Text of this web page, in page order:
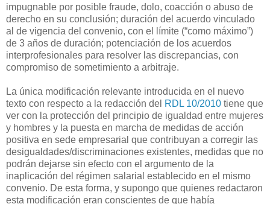
impugnable por posible fraude, dolo, coacción o abuso de
derecho en su conclusión; duración del acuerdo vinculado
al de vigencia del convenio, con el límite (“como máximo”)
de 3 años de duración; potenciación de los acuerdos
interprofesionales para resolver las discrepancias, con
compromiso de sometimiento a arbitraje.
La única modificación relevante introducida en el nuevo
texto con respecto a la redacción del RDL 10/2010 tiene que
ver con la protección del principio de igualdad entre mujeres
y hombres y la puesta en marcha de medidas de acción
positiva en sede empresarial que contribuyan a corregir las
desigualdades/discriminaciones existentes, medidas que no
podrán dejarse sin efecto con el argumento de la
inaplicación del régimen salarial establecido en el mismo
convenio. De esta forma, y supongo que quienes redactaron
esta modificación eran conscientes de que había